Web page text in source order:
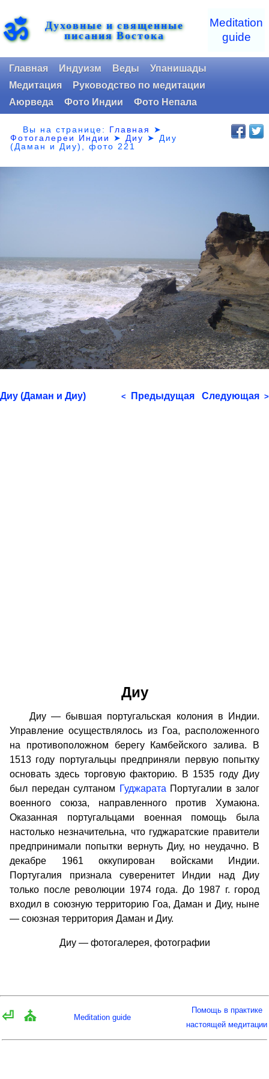
ॐ Духовные и священные
писания Востока
Meditation
guide
Главная Индуизм Веды
Упанишады
Медитация
Руководство по медитации
Аюрведа
Фото Индии Фото Непала
Вы на странице: Главная
➤
Фотогалереи Индии
➤ Диу ➤ Диу
(Даман и Диу), фото 221
Диу (Даман и Диу) < Предыдущая Следующая >
Диу
Диу — бывшая португальская колония в Индии.
Управление осуществлялось из Гоа, расположенного
на противоположном берегу Камбейского залива. В
1513 году португальцы предприняли первую попытку
основать здесь торговую факторию. В 1535 году Диу
был передан султаном Гуджарата Португалии в залог
военного союза, направленного против Хумаюна.
Оказанная португальцами военная помощь была
настолько незначительна, что гуджаратские правители
предпринимали попытки вернуть Диу, но неудачно. В
декабре 1961 оккупирован войсками Индии.
Португалия признала суверенитет Индии над Диу
только после революции 1974 года. До 1987 г. город
входил в союзную территорию Гоа, Даман и Диу, ныне
— союзная территория Даман и Диу.
Диу — фотогалерея, фотографии
⏎ ⛪ Meditation guide
Помощь в практике
настоящей медитации